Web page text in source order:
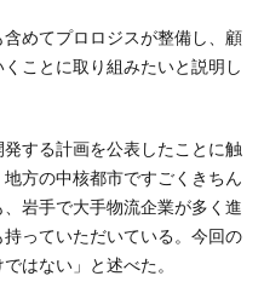
めてプロロジスが整備し、顧
ことに取り組みたいと説明し
する計画を公表したことに触
方の中核都市ですごくきちん
岩手で大手物流企業が多く進
っていただいている。今回の
はない」と述べた。